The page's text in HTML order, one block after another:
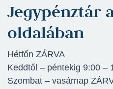
Jegypénztár
oldalában
Hétfőn ZÁRVA
Keddtől – péntekig 9:00 –
Szombat – vasárnap